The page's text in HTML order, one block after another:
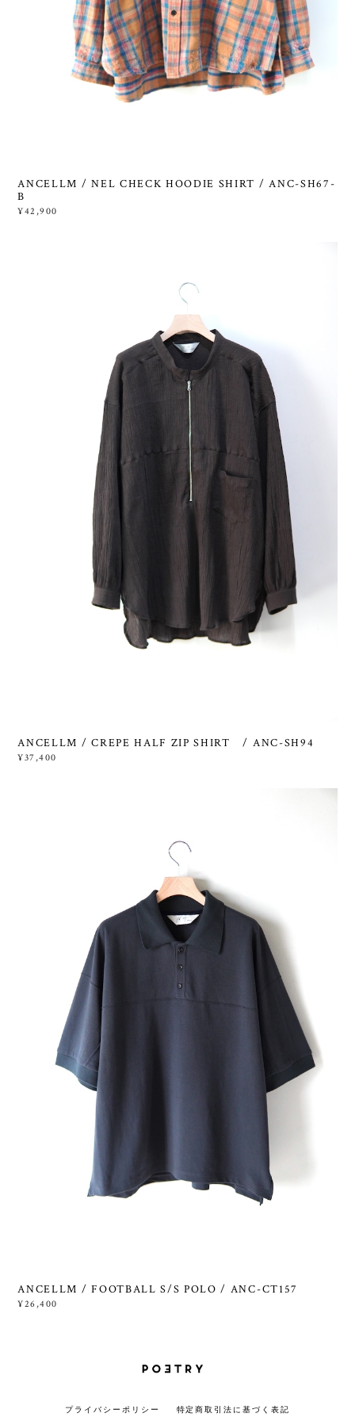
ANCELLM / NEL CHECK HOODIE SHIRT / ANC-SH67-
B
¥42,900
ANCELLM / CREPE HALF ZIP SHIRT / ANC-SH94
¥37,400
ANCELLM / FOOTBALL S/S POLO / ANC-CT157
¥26,400
プライバシーポリシー 特定商取引法に基づく表記